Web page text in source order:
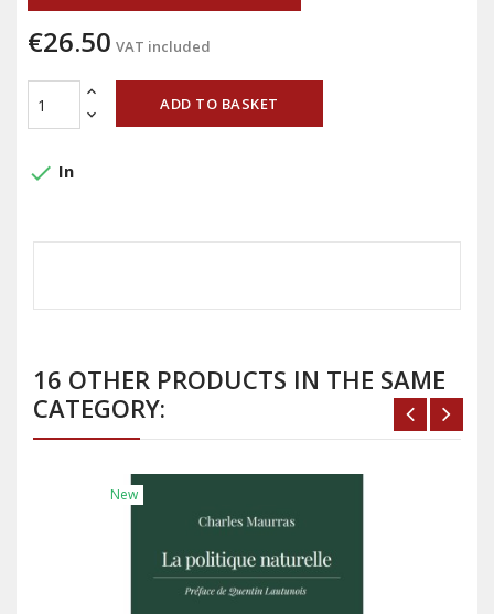
€26.50 VAT included
ADD TO BASKET
done In
16 OTHER PRODUCTS IN THE SAME
CATEGORY:
New